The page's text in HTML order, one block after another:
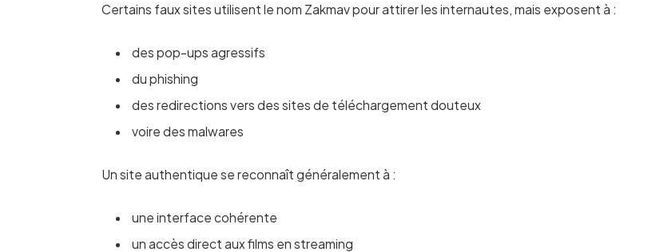
Certains faux sites utilisent le nom Zakmav pour attirer les internautes, mais exposent à :
des pop-ups agressifs
du phishing
des redirections vers des sites de téléchargement douteux
voire des malwares
Un site authentique se reconnaît généralement à :
une interface cohérente
un accès direct aux films en streaming